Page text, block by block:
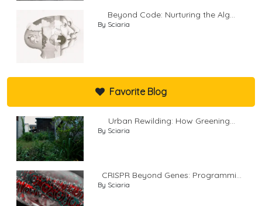
Beyond Code: Nurturing the Alg...
By Sciaria
Favorite Blog
Urban Rewilding: How Greening...
By Sciaria
CRISPR Beyond Genes: Programmi...
By Sciaria